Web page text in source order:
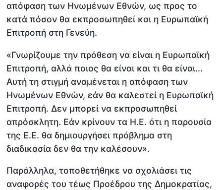
απόφαση των Ηνωμένων Εθνών, ως προς το
κατά πόσον θα εκπροσωπηθεί και η Ευρωπαϊκή
Επιτροπή στη Γενεύη.
«Γνωρίζουμε την πρόθεση να είναι η Ευρωπαϊκή
Επιτροπή, αλλά ποιος θα είναι και τι θα είναι...
Αυτή τη στιγμή αναμένεται η απόφαση των
Ηνωμένων Εθνών, εάν θα καλεστεί η Ευρωπαϊκή
Επιτροπή. Δεν μπορεί να εκπροσωπηθεί
απρόσκλητη. Εάν κρίνουν τα Η.Ε. ότι η παρουσία
της Ε.Ε. θα δημιουργήσει πρόβλημα στη
διαδικασία δεν θα την καλέσουν».
Παράλληλα, τοποθετήθηκε να σχολιάσει τις
αναφορές του τέως Προέδρου της Δημοκρατίας,